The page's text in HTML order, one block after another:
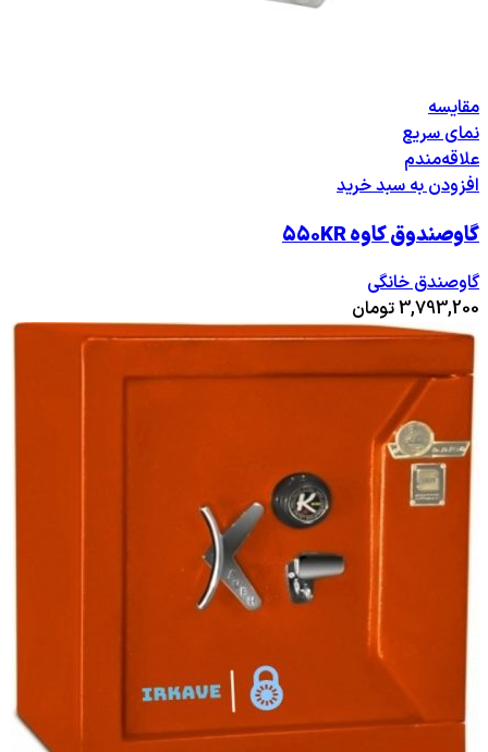
مقایسه
نمای سریع
علاقه‌مندم
افزودن به سبد خرید
گاوصندوق کاوه ۵۵۰KR
گاوصندق خانگی
3,793,200تومان